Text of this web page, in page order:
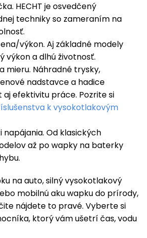
HECHT je osvedčený
techniky so zameraním na
výkon. Aj základné modely
výkon a dlhú životnosť.
mieru. Náhradné trysky,
nadstavce a hadice
aj efektivitu práce. Pozrite si
k vysokotlakovým
napájania. Od klasických
až po wapky na baterky
na auto, silný vysokotlakový
mobilnú aku wapku do prírody,
nájdete to pravé. Vyberte si
ktorý vám ušetrí čas, vodu